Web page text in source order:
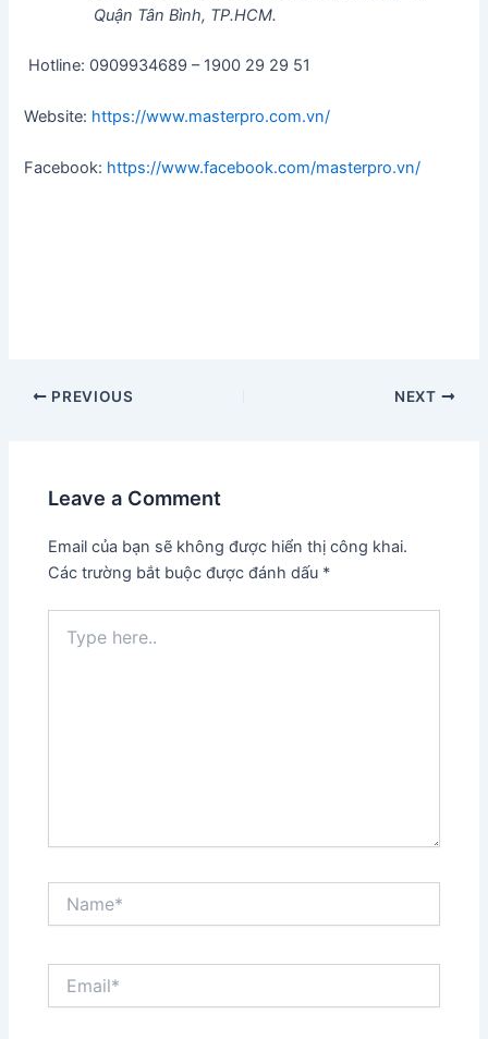
Quận Tân Bình, TP.HCM.
Hotline: 0909934689 – 1900 29 29 51
Website: https://www.masterpro.com.vn/
Facebook: https://www.facebook.com/masterpro.vn/
Post
PREVIOUS NEXT
Leave a Comment
Email của bạn sẽ không được hiển thị công khai.
Các trường bắt buộc được đánh dấu *
here..